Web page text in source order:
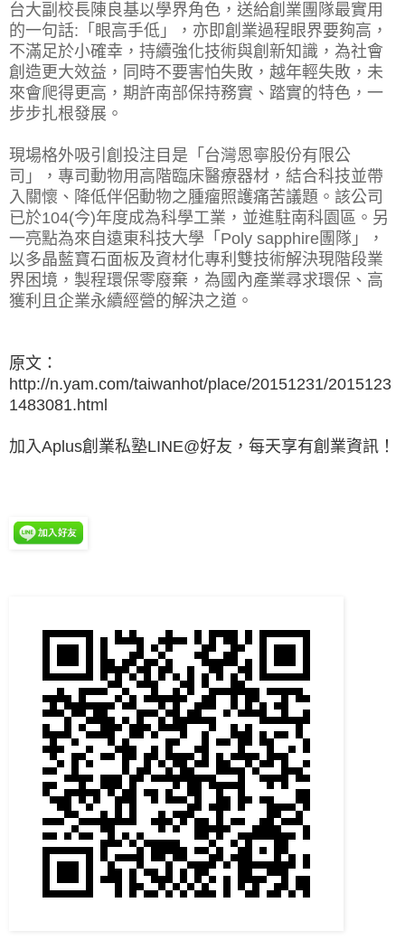
台大副校長陳良基以學界角色，送給創業團隊最實用
的一句話:「眼高手低」，亦即創業過程眼界要夠高，
不滿足於小確幸，持續強化技術與創新知識，為社會
創造更大效益，同時不要害怕失敗，越年輕失敗，未
來會爬得更高，期許南部保持務實、踏實的特色，一
步步扎根發展。
現場格外吸引創投注目是「台灣恩寧股份有限公
司」，專司動物用高階臨床醫療器材，結合科技並帶
入關懷、降低伴侶動物之腫瘤照護痛苦議題。該公司
已於104(今)年度成為科學工業，並進駐南科園區。另
一亮點為來自遠東科技大學「Poly sapphire團隊」，
以多晶藍寶石面板及資材化專利雙技術解決現階段業
界困境，製程環保零廢棄，為國內產業尋求環保、高
獲利且企業永續經營的解決之道。
原文：
http://n.yam.com/taiwanhot/place/20151231/2015123
1483081.html
加入Aplus創業私塾LINE@好友，每天享有創業資訊！